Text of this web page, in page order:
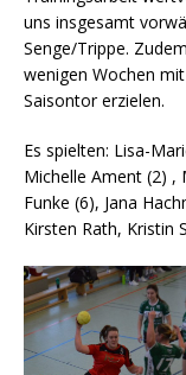
uns insgesamt
Senge/Trippe.
wenigen Wochen
Saisontor erzielen.
Es spielten: Lisa-
Michelle Ament (2)
Funke (6), Jana
Kirsten Rath, Kristin